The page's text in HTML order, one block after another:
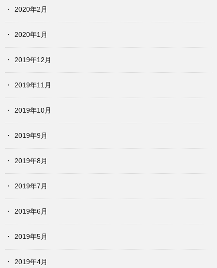
2020年2月
2020年1月
2019年12月
2019年11月
2019年10月
2019年9月
2019年8月
2019年7月
2019年6月
2019年5月
2019年4月